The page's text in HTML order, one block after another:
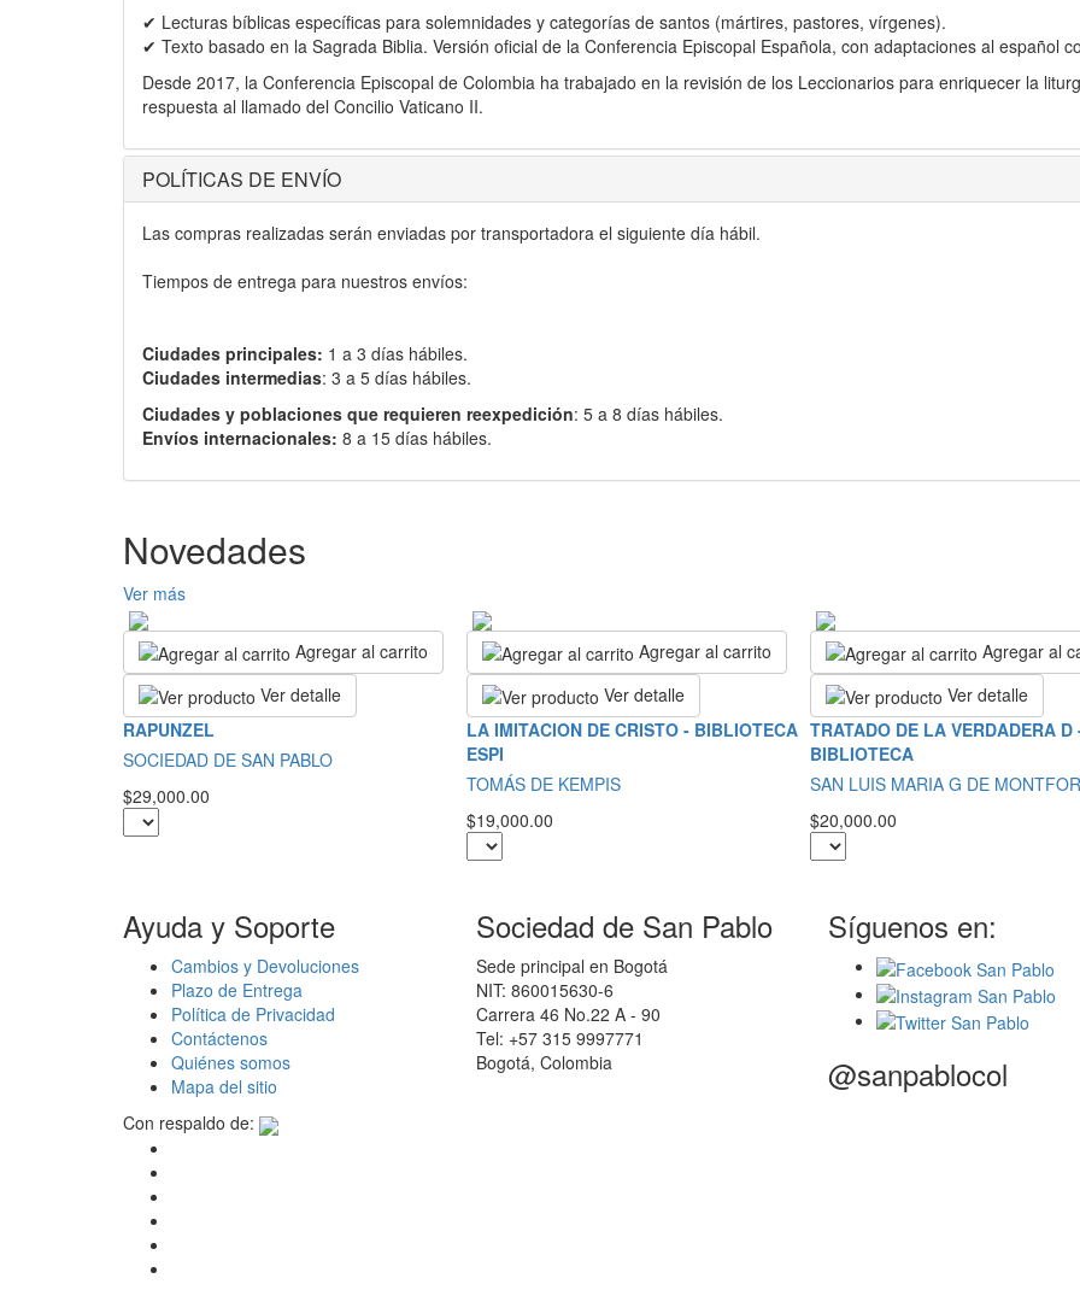
✔ Lecturas bíblicas específicas para solemnidades y categorías de santos (mártires, pastores, vírgenes).
✔ Texto basado en la Sagrada Biblia. Versión oficial de la Conferencia Episcopal Española, con adaptaciones al español
Desde 2017, la Conferencia Episcopal de Colombia ha trabajado en la revisión de los Leccionarios para enriquecer la
respuesta al llamado del Concilio Vaticano II.
POLÍTICAS DE ENVÍO
Las compras realizadas serán enviadas por transportadora el siguiente día hábil.
Tiempos de entrega para nuestros envíos:
Ciudades principales: 1 a 3 días hábiles.
Ciudades intermedias: 3 a 5 días hábiles.
Ciudades y poblaciones que requieren reexpedición: 5 a 8 días hábiles.
Envíos internacionales: 8 a 15 días hábiles.
Novedades
Ver más
Agregar al carrito
Ver detalle
RAPUNZEL
SOCIEDAD DE SAN PABLO
$29,000.00
Agregar al carrito
Ver detalle
LA IMITACION DE CRISTO - BIBLIOTECA
ESPI
TOMÁS DE KEMPIS
$19,000.00
Agregar al
Ver detalle
TRATADO DE LA VERDADERA D
BIBLIOTECA
SAN LUIS MARIA G DE
$20,000.00
Ayuda y Soporte
Cambios y Devoluciones
Plazo de Entrega
Política de Privacidad
Contáctenos
Quiénes somos
Mapa del sitio
Sociedad de San Pablo
Sede principal en Bogotá
NIT: 860015630-6
Carrera 46 No.22 A - 90
Tel: +57 315 9997771
Bogotá, Colombia
Síguenos en:
@sanpablocol
Con respaldo de: